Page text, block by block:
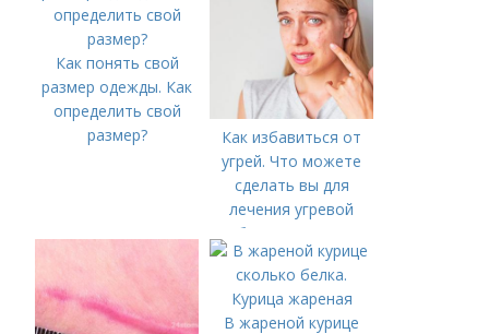
Как понять свой
размер одежды. Как
определить свой
размер?
Как избавиться от
угрей. Что можете
сделать вы для
лечения угревой
болезни (акне)
В жареной курице